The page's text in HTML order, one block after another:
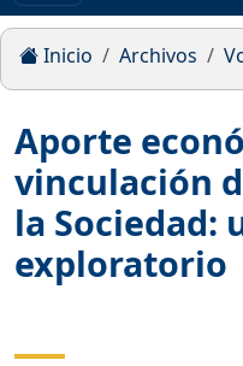
Inicio Archivos
Aporte
vinculación
la Sociedad:
exploratorio